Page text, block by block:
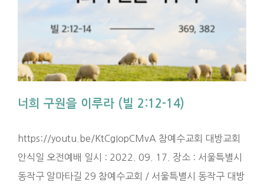
너희 구원을 이루라 (빌 2:12-14)
https://youtu.be/KtCgIopCMvA 참예수교회 대방교회
안식일 오전예배 일시 : 2022. 09. 17. 장소 : 서울특별시
동작구 알마타길 29 참예수교회 / 서울특별시 동작구 대방